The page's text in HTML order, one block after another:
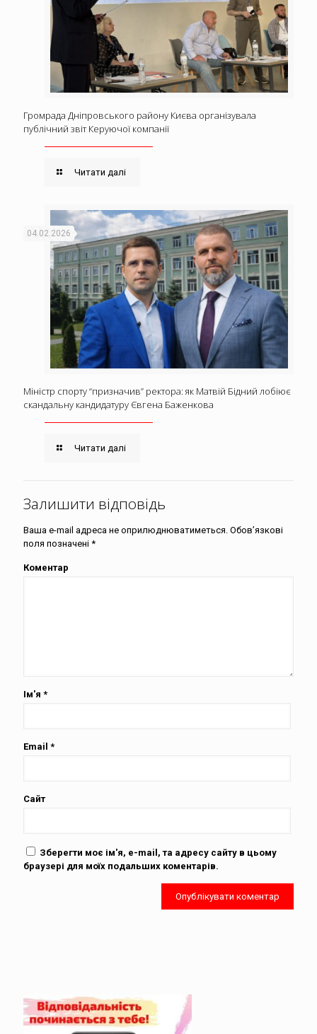
Громрада Дніпровського району Києва організувала
публічний звіт Керуючої компанії
Читати далі
04.02.2026
Міністр спорту “призначив” ректора: як Матвій Бідний лобіює
скандальну кандидатуру Євгена Баженкова
Читати далі
Залишити відповідь
Ваша e-mail адреса не оприлюднюватиметься. Обов’язкові
поля позначені *
Коментар
Ім'я *
Email *
Сайт
Зберегти моє ім'я, e-mail, та адресу сайту в цьому
браузері для моїх подальших коментарів.